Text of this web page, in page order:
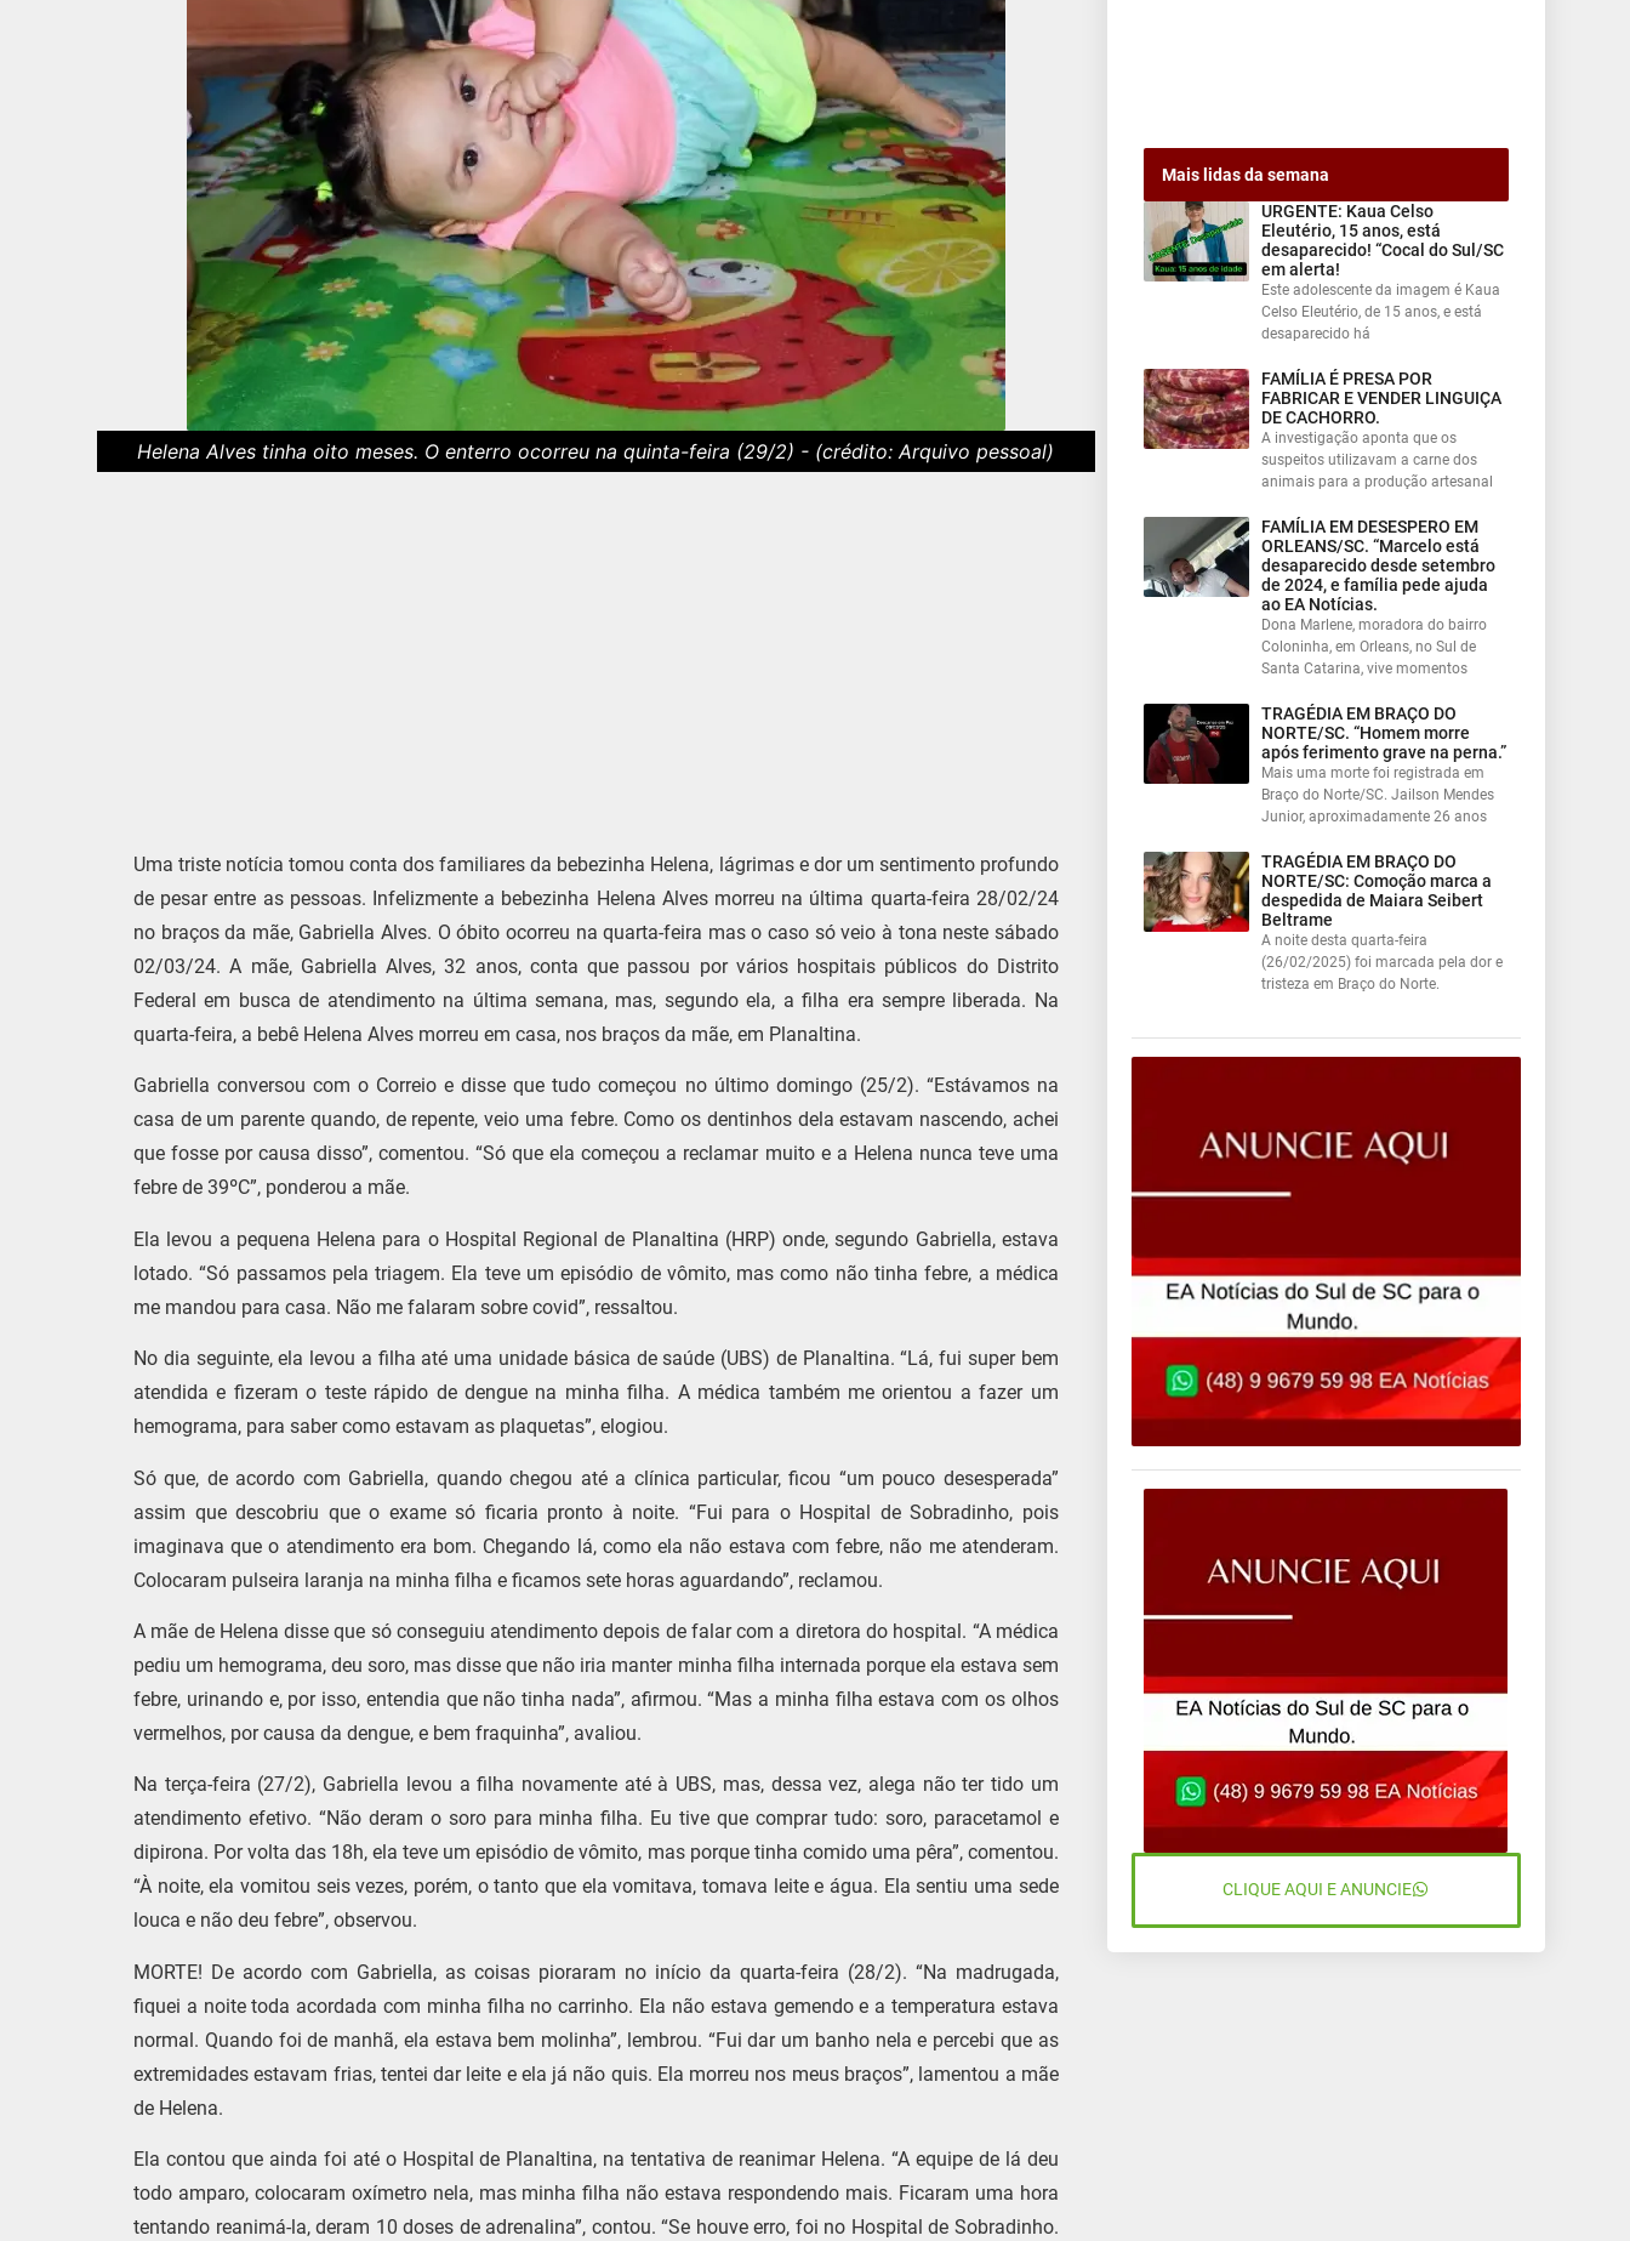
Helena Alves tinha oito meses. O enterro ocorreu na quinta-feira (29/2) - (crédito: Arquivo pessoal)
Uma triste notícia tomou conta dos familiares da bebezinha Helena, lágrimas e dor um sentimento profundo
de pesar entre as pessoas. Infelizmente a bebezinha Helena Alves morreu na última quarta-feira 28/02/24
no braços da mãe, Gabriella Alves. O óbito ocorreu na quarta-feira mas o caso só veio à tona neste sábado
02/03/24. A mãe, Gabriella Alves, 32 anos, conta que passou por vários hospitais públicos do Distrito
Federal em busca de atendimento na última semana, mas, segundo ela, a filha era sempre liberada. Na
quarta-feira, a bebê Helena Alves morreu em casa, nos braços da mãe, em Planaltina.
Gabriella conversou com o Correio e disse que tudo começou no último domingo (25/2). “Estávamos na
casa de um parente quando, de repente, veio uma febre. Como os dentinhos dela estavam nascendo, achei
que fosse por causa disso”, comentou. “Só que ela começou a reclamar muito e a Helena nunca teve uma
febre de 39ºC”, ponderou a mãe.
Ela levou a pequena Helena para o Hospital Regional de Planaltina (HRP) onde, segundo Gabriella, estava
lotado. “Só passamos pela triagem. Ela teve um episódio de vômito, mas como não tinha febre, a médica
me mandou para casa. Não me falaram sobre covid”, ressaltou.
No dia seguinte, ela levou a filha até uma unidade básica de saúde (UBS) de Planaltina. “Lá, fui super bem
atendida e fizeram o teste rápido de dengue na minha filha. A médica também me orientou a fazer um
hemograma, para saber como estavam as plaquetas”, elogiou.
Só que, de acordo com Gabriella, quando chegou até a clínica particular, ficou “um pouco desesperada”
assim que descobriu que o exame só ficaria pronto à noite. “Fui para o Hospital de Sobradinho, pois
imaginava que o atendimento era bom. Chegando lá, como ela não estava com febre, não me atenderam.
Colocaram pulseira laranja na minha filha e ficamos sete horas aguardando”, reclamou.
A mãe de Helena disse que só conseguiu atendimento depois de falar com a diretora do hospital. “A médica
pediu um hemograma, deu soro, mas disse que não iria manter minha filha internada porque ela estava sem
febre, urinando e, por isso, entendia que não tinha nada”, afirmou. “Mas a minha filha estava com os olhos
vermelhos, por causa da dengue, e bem fraquinha”, avaliou.
Na terça-feira (27/2), Gabriella levou a filha novamente até à UBS, mas, dessa vez, alega não ter tido um
atendimento efetivo. “Não deram o soro para minha filha. Eu tive que comprar tudo: soro, paracetamol e
dipirona. Por volta das 18h, ela teve um episódio de vômito, mas porque tinha comido uma pêra”, comentou.
“À noite, ela vomitou seis vezes, porém, o tanto que ela vomitava, tomava leite e água. Ela sentiu uma sede
louca e não deu febre”, observou.
MORTE! De acordo com Gabriella, as coisas pioraram no início da quarta-feira (28/2). “Na madrugada,
fiquei a noite toda acordada com minha filha no carrinho. Ela não estava gemendo e a temperatura estava
normal. Quando foi de manhã, ela estava bem molinha”, lembrou. “Fui dar um banho nela e percebi que as
extremidades estavam frias, tentei dar leite e ela já não quis. Ela morreu nos meus braços”, lamentou a mãe
de Helena.
Ela contou que ainda foi até o Hospital de Planaltina, na tentativa de reanimar Helena. “A equipe de lá deu
todo amparo, colocaram oxímetro nela, mas minha filha não estava respondendo mais. Ficaram uma hora
tentando reanimá-la, deram 10 doses de adrenalina”, contou. “Se houve erro, foi no Hospital de Sobradinho.
Mais lidas da semana
URGENTE: Kaua Celso
Eleutério, 15 anos, está
desaparecido! “Cocal do Sul/SC
em alerta!
Este adolescente da imagem é Kaua
Celso Eleutério, de 15 anos, e está
desaparecido há
FAMÍLIA É PRESA POR
FABRICAR E VENDER LINGUIÇA
DE CACHORRO.
A investigação aponta que os
suspeitos utilizavam a carne dos
animais para a produção artesanal
FAMÍLIA EM DESESPERO EM
ORLEANS/SC. “Marcelo está
desaparecido desde setembro
de 2024, e família pede ajuda
ao EA Notícias.
Dona Marlene, moradora do bairro
Coloninha, em Orleans, no Sul de
Santa Catarina, vive momentos
TRAGÉDIA EM BRAÇO DO
NORTE/SC. “Homem morre
após ferimento grave na perna.”
Mais uma morte foi registrada em
Braço do Norte/SC. Jailson Mendes
Junior, aproximadamente 26 anos
TRAGÉDIA EM BRAÇO DO
NORTE/SC: Comoção marca a
despedida de Maiara Seibert
Beltrame
A noite desta quarta-feira
(26/02/2025) foi marcada pela dor e
tristeza em Braço do Norte.
CLIQUE AQUI E ANUNCIE